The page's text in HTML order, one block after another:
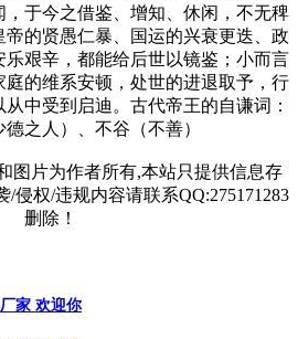
于今之借鉴、增知、休闲，不无稗
的贤愚仁暴、国运的兴衰更迭、政
艰辛，都能给后世以镜鉴；小而言
的维系安顿，处世的进退取予，行
中受到启迪。古代帝王的自谦词：
之人）、不谷（不善）
图片为作者所有,本站只提供信息存
侵权/违规内容请联系QQ:275171283
删除！
家 欢迎你